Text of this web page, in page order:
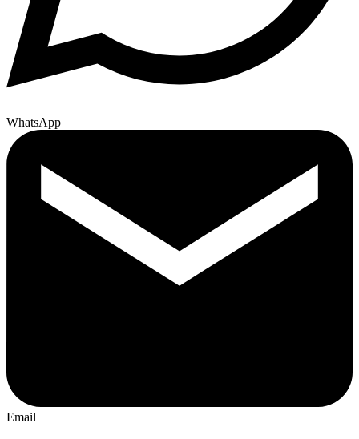
WhatsApp
Email